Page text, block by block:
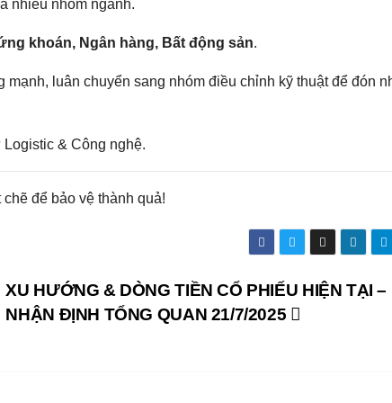
nhiều nhóm ngành.
khoán, Ngân hàng, Bất động sản.
luân chuyển sang nhóm điều chỉnh kỹ thuật để đón
& Công nghệ.
để bảo vệ thành quả!
XU HƯỚNG & DÒNG TIỀN CỔ PHIẾU HIỆN TẠI –
NHẬN ĐỊNH TỔNG QUAN 21/7/2025